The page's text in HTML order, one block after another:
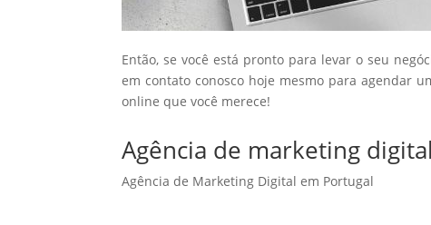
Então, se você está pronto para levar o seu
em contato conosco hoje mesmo para agendar
online que você merece!
Agência de marketing
Agência de Marketing Digital em Portugal